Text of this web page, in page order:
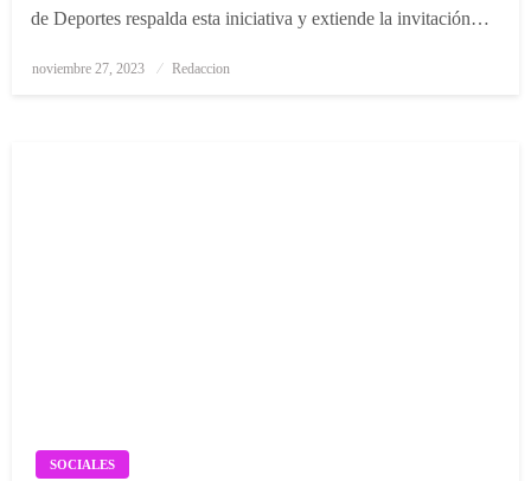
de Deportes respalda esta iniciativa y extiende la invitación…
Posted
noviembre 27, 2023 Redaccion
SOCIALES